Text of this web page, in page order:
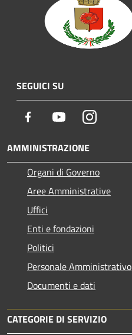
SEGUICI SU
Facebook YoutubeInstagram
AMMINISTRAZIONE
Organi di Governo
Aree Amministrative
Uffici
Enti e fondazioni
Politici
Personale Amministrativo
Documenti e dati
CATEGORIE DI SERVIZIO